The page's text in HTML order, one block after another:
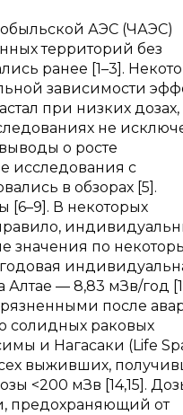
АЭС (ЧАЭС)
территорий без
ранее [1–3].
зависимости
при низких дозах,
не
о росте
исследования с
в обзорах [5].
В некоторых
значения по
— 8,83 мЗв/год
после
солидных раковых
и Нагасаки (Life
выживших,
<200 мЗв [14,15].
предохраняющий от